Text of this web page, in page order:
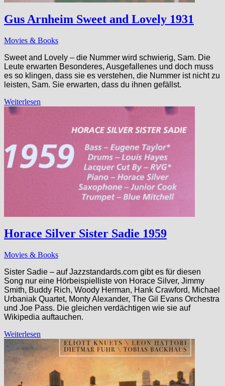
Gus Arnheim Sweet and Lovely 1931
Movies & Books
Sweet and Lovely – die Nummer wird schwierig, Sam. Die
Leute erwarten Besonderes, Ausgefallenes und doch muss
es so klingen, dass sie es verstehen, die Nummer ist nicht zu
leisten, Sam. Sie erwarten, dass du ihnen gefällst.
Weiterlesen
Horace Silver Sister Sadie 1959
Movies & Books
Sister Sadie – auf Jazzstandards.com gibt es für diesen
Song nur eine Hörbeispielliste von Horace Silver, Jimmy
Smith, Buddy Rich, Woody Herman, Hank Crawford, Michael
Urbaniak Quartet, Monty Alexander, The Gil Evans Orchestra
und Joe Pass. Die gleichen verdächtigen wie sie auf
Wikipedia auftauchen.
Weiterlesen